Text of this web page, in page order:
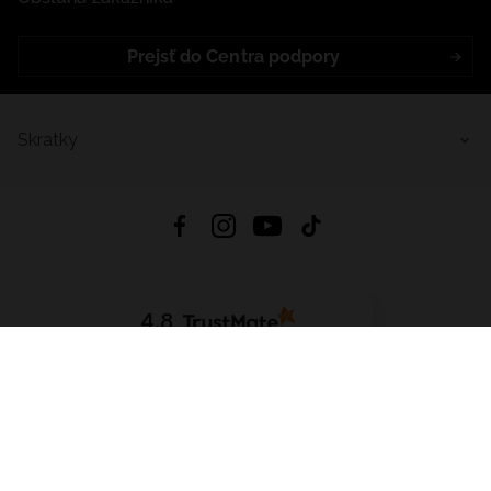
Prejsť do Centra podpory
4.8